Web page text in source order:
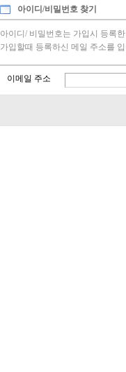
아이디/비밀번호 찾기
아이디/ 비밀번호는 가입시 등록
가입할때 등록하신 메일 주소를
이메일 주소